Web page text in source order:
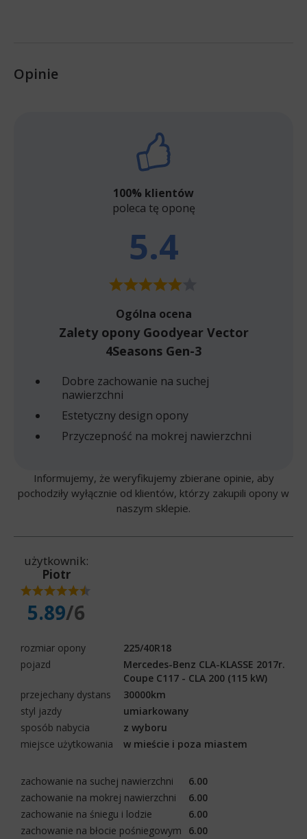
Opinie
100% klientów
poleca tę oponę
5.4
Ogólna ocena
Zalety opony Goodyear Vector
4Seasons Gen-3
Dobre zachowanie na suchej
nawierzchni
Estetyczny design opony
Przyczepność na mokrej nawierzchni
Informujemy, że weryfikujemy zbierane opinie, aby
pochodziły wyłącznie od klientów, którzy zakupili opony w
naszym sklepie.
użytkownik:
Piotr
5.89/6
rozmiar opony
225/40R18
pojazd
Mercedes-Benz CLA-KLASSE 2017r.
Coupe C117 - CLA 200 (115 kW)
przejechany dystans
30000km
styl jazdy
umiarkowany
sposób nabycia
z wyboru
miejsce użytkowania
w mieście i poza miastem
zachowanie na suchej nawierzchni
6.00
zachowanie na mokrej nawierzchni
6.00
zachowanie na śniegu i lodzie
6.00
zachowanie na błocie pośniegowym
6.00